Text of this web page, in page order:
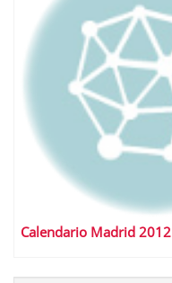
Calendario Madrid 2012